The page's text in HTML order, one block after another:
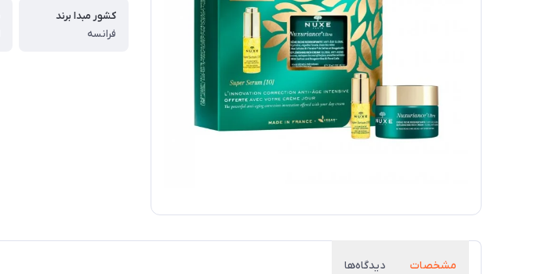
کشور مبدا برند
فرانسه
مشخصات دیدگاه‌ها